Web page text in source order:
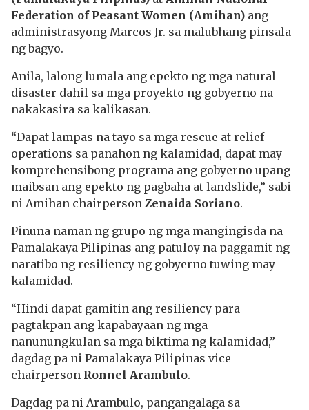
Federation of Peasant Women (Amihan) ang
administrasyong Marcos Jr. sa malubhang pinsala
ng bagyo.
Anila, lalong lumala ang epekto ng mga natural
disaster dahil sa mga proyekto ng gobyerno na
nakakasira sa kalikasan.
“Dapat lampas na tayo sa mga rescue at relief
operations sa panahon ng kalamidad, dapat may
komprehensibong programa ang gobyerno upang
maibsan ang epekto ng pagbaha at landslide,” sabi
ni Amihan chairperson Zenaida Soriano.
Pinuna naman ng grupo ng mga mangingisda na
Pamalakaya Pilipinas ang patuloy na paggamit ng
naratibo ng resiliency ng gobyerno tuwing may
kalamidad.
“Hindi dapat gamitin ang resiliency para
pagtakpan ang kapabayaan ng mga
nanunungkulan sa mga biktima ng kalamidad,”
dagdag pa ni Pamalakaya Pilipinas vice
chairperson Ronnel Arambulo.
Dagdag pa ni Arambulo, pangangalaga sa